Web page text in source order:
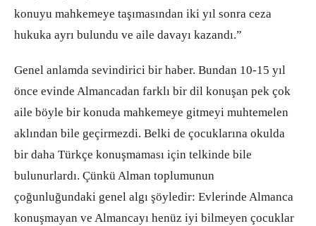
konuyu mahkemeye taşımasından iki yıl sonra ceza
hukuka ayrı bulundu ve aile davayı kazandı.”
Genel anlamda sevindirici bir haber. Bundan 10-15 yıl
önce evinde Almancadan farklı bir dil konuşan pek çok
aile böyle bir konuda mahkemeye gitmeyi muhtemelen
aklından bile geçirmezdi. Belki de çocuklarına okulda
bir daha Türkçe konuşmaması için telkinde bile
bulunurlardı. Çünkü Alman toplumunun
çoğunluğundaki genel algı şöyledir: Evlerinde Almanca
konuşmayan ve Almancayı henüz iyi bilmeyen çocuklar